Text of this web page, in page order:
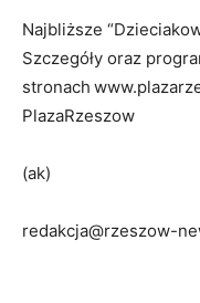
Najbliższe
Szczegóły oraz
stronach
PlazaRzeszow
(ak)
redakcja@rzeszow-